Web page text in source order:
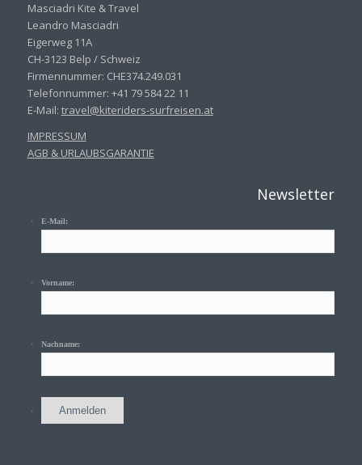
Masciadri Kite & Travel
Leandro Masciadri
Eigerweg 11A
CH-3123 Belp / Schweiz
Firmennummer: CHE374.249.031
Telefonnummer: +41 79 584 22 11
E-Mail: travel@kiteriders-surfreisen.at
IMPRESSUM
AGB & URLAUBSGARANTIE
Newsletter
E-Mail:
Vorname:
Nachname: